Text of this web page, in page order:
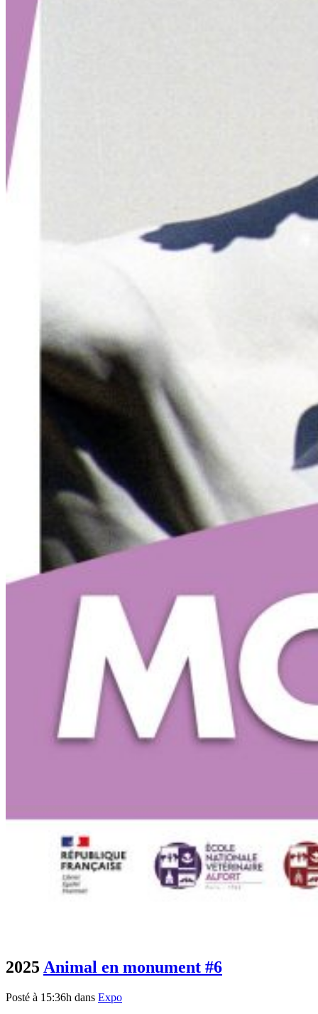
2025Animal en monument #6
Posté à 15:36h dans Expo